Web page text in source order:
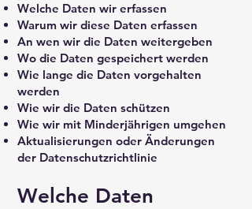
Welche Daten wir erfassen
Warum wir diese Daten erfassen
An wen wir die Daten weitergeben
Wo die Daten gespeichert werden
Wie lange die Daten vorgehalten
werden
Wie wir die Daten schützen
Wie wir mit Minderjährigen umgehen
Aktualisierungen oder Änderungen
der Datenschutzrichtlinie
Welche Daten